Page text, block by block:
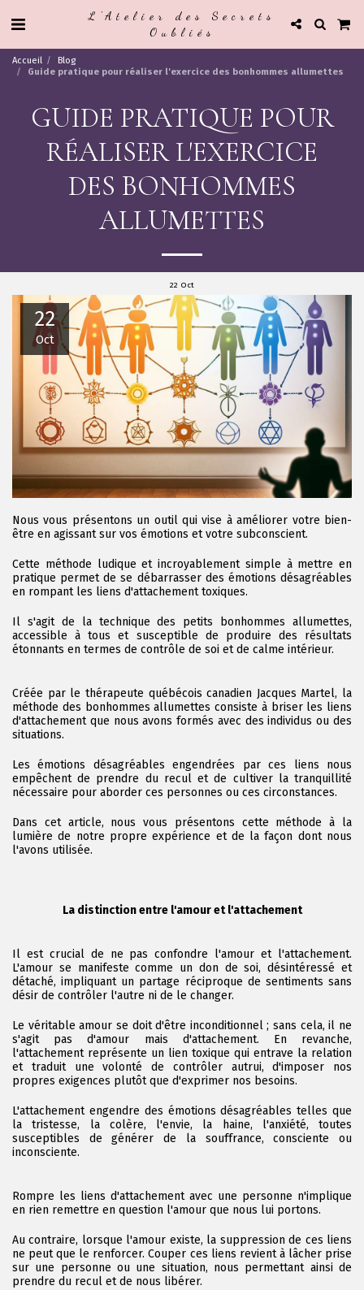
L'Atelier des Secrets
Oubliés
Accueil
Blog
Guide pratique pour réaliser l'exercice des bonhommes allumettes
GUIDE PRATIQUE POUR
RÉALISER L'EXERCICE
DES BONHOMMES
ALLUMETTES
22 Oct
22
Oct
Nous vous présentons un outil qui vise à améliorer votre bien-
être en agissant sur vos émotions et votre subconscient.
Cette méthode ludique et incroyablement simple à mettre en
pratique permet de se débarrasser des émotions désagréables
en rompant les liens d'attachement toxiques.
Il s'agit de la technique des petits bonhommes allumettes,
accessible à tous et susceptible de produire des résultats
étonnants en termes de contrôle de soi et de calme intérieur.
Créée par le thérapeute québécois canadien Jacques Martel, la
méthode des bonhommes allumettes consiste à briser les liens
d'attachement que nous avons formés avec des individus ou des
situations.
Les émotions désagréables engendrées par ces liens nous
empêchent de prendre du recul et de cultiver la tranquillité
nécessaire pour aborder ces personnes ou ces circonstances.
Dans cet article, nous vous présentons cette méthode à la
lumière de notre propre expérience et de la façon dont nous
l'avons utilisée.
La distinction entre l'amour et l'attachement
Il est crucial de ne pas confondre l'amour et l'attachement.
L'amour se manifeste comme un don de soi, désintéressé et
détaché, impliquant un partage réciproque de sentiments sans
désir de contrôler l'autre ni de le changer.
Le véritable amour se doit d'être inconditionnel ; sans cela, il ne
s'agit pas d'amour mais d'attachement. En revanche,
l'attachement représente un lien toxique qui entrave la relation
et traduit une volonté de contrôler autrui, d'imposer nos
propres exigences plutôt que d'exprimer nos besoins.
L'attachement engendre des émotions désagréables telles que
la tristesse, la colère, l'envie, la haine, l'anxiété, toutes
susceptibles de générer de la souffrance, consciente ou
inconsciente.
Rompre les liens d'attachement avec une personne n'implique
en rien remettre en question l'amour que nous lui portons.
Au contraire, lorsque l'amour existe, la suppression de ces liens
ne peut que le renforcer. Couper ces liens revient à lâcher prise
sur une personne ou une situation, nous permettant ainsi de
prendre du recul et de nous libérer.